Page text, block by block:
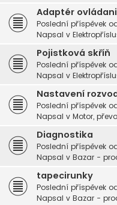
Adaptér
Poslední příspěvek
Napsal v
Pojistková skříň
Poslední příspěvek
Napsal v
Nastavení
Poslední příspěvek
Napsal v Motor,
Diagnostika
Poslední příspěvek
Napsal v Bazar -
tapecirunky
Poslední příspěvek
Napsal v Bazar -